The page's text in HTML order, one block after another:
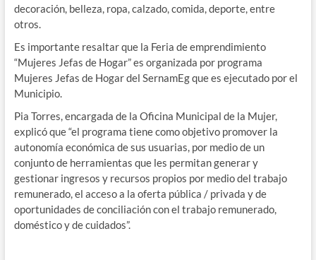
decoración, belleza, ropa, calzado, comida, deporte, entre
otros.
Es importante resaltar que la Feria de emprendimiento
“Mujeres Jefas de Hogar” es organizada por programa
Mujeres Jefas de Hogar del SernamEg que es ejecutado por el
Municipio.
Pia Torres, encargada de la Oficina Municipal de la Mujer,
explicó que “el programa tiene como objetivo promover la
autonomía económica de sus usuarias, por medio de un
conjunto de herramientas que les permitan generar y
gestionar ingresos y recursos propios por medio del trabajo
remunerado, el acceso a la oferta pública / privada y de
oportunidades de conciliación con el trabajo remunerado,
doméstico y de cuidados”.